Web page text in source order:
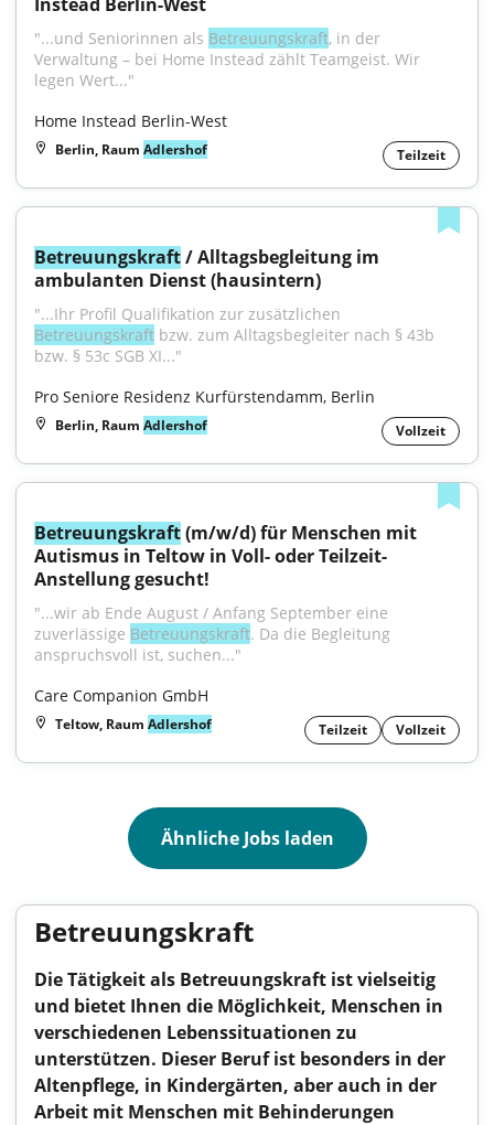
"...und Seniorinnen als Betreuungskraft, in der
Verwaltung – bei Home Instead zählt Teamgeist. Wir
legen Wert..."
Home Instead Berlin-West
Berlin, Raum Adlershof Teilzeit
Betreuungskraft / Alltagsbegleitung im
ambulanten Dienst (hausintern)
Betreuungskraft bzw. zum Alltagsbegleiter nach § 43b
bzw. § 53c SGB XI..."
Pro Seniore Residenz Kurfürstendamm, Berlin
Berlin, Raum Adlershof Vollzeit
Betreuungskraft (m/w/d) für Menschen mit
Autismus in Teltow in Voll- oder Teilzeit-
Anstellung gesucht!
"...wir ab Ende August / Anfang September eine
zuverlässige Betreuungskraft. Da die Begleitung
anspruchsvoll ist, suchen..."
Care Companion GmbH
Teltow, Raum Adlershof Teilzeit Vollzeit
Ähnliche Jobs laden
Betreuungskraft
Die Tätigkeit als Betreuungskraft ist vielseitig
und bietet Ihnen die Möglichkeit, Menschen in
verschiedenen Lebenssituationen zu
unterstützen. Dieser Beruf ist besonders in der
Altenpflege, in Kindergärten, aber auch in der
Arbeit mit Menschen mit Behinderungen